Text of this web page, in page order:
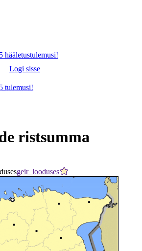
hääletustulemusi!
Logi sisse
tulemusi!
ristsumma
geir_looduses